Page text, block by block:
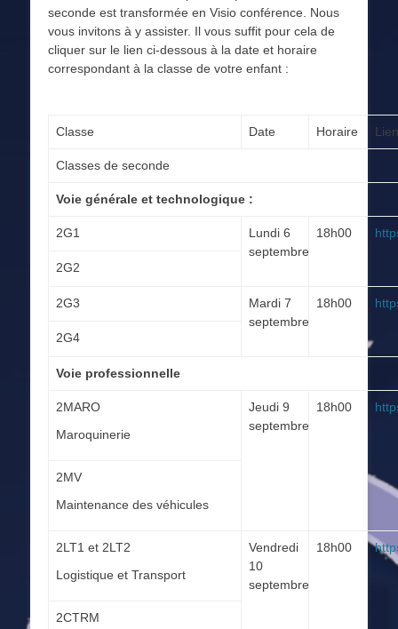
seconde est transformée en Visio conférence. Nous
vous invitons à y assister. Il vous suffit pour cela de
cliquer sur le lien ci-dessous à la date et horaire
correspondant à la classe de votre enfant :
Classe Date Horaire Lien
Classes de seconde
Voie générale et technologique :
2G1
Lundi 6
septembre
18h00
2G2
2G3
Mardi 7
septembre
18h00
2G4
Voie professionnelle
2MARO
Maroquinerie
Jeudi 9
septembre
18h00
2MV
Maintenance des véhicules
2LT1 et 2LT2
Logistique et Transport
Vendredi
10
septembre
18h00
2CTRM